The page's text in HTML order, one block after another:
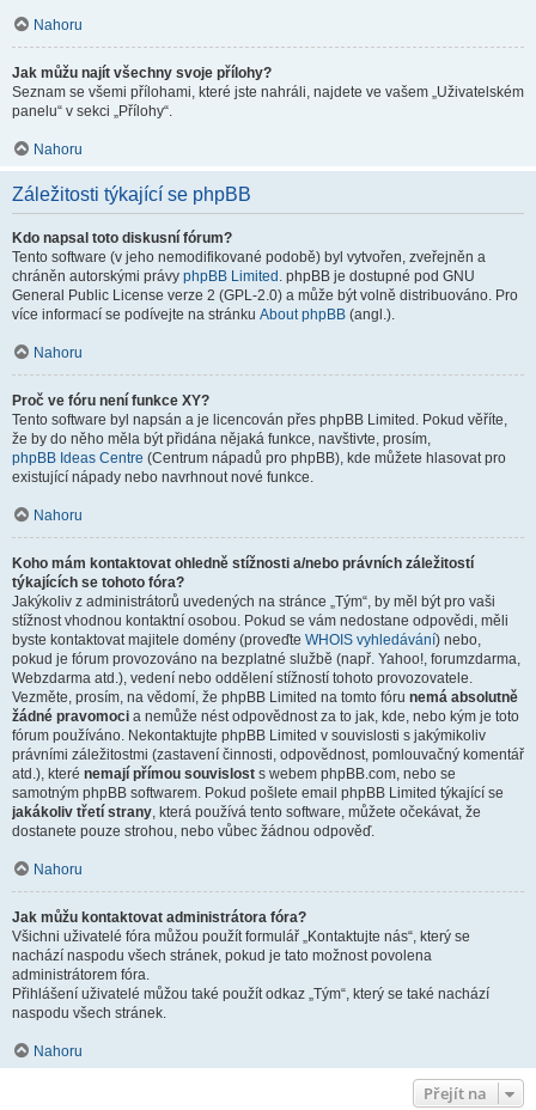
Nahoru
Jak můžu najít všechny svoje přílohy?
Seznam se všemi přílohami, které jste nahráli, najdete ve vašem „Uživatelském
panelu“ v sekci „Přílohy“.
Nahoru
Záležitosti týkající se phpBB
Kdo napsal toto diskusní fórum?
Tento software (v jeho nemodifikované podobě) byl vytvořen, zveřejněn a
chráněn autorskými právy phpBB Limited . phpBB je dostupné pod GNU
General Public License verze 2 (GPL-2.0) a může být volně distribuováno. Pro
více informací se podívejte na stránku About phpBB (angl.).
Nahoru
Proč ve fóru není funkce XY?
Tento software byl napsán a je licencován přes phpBB Limited. Pokud věříte,
že by do něho měla být přidána nějaká funkce, navštivte, prosím,
phpBB Ideas Centre (Centrum nápadů pro phpBB), kde můžete hlasovat pro
existující nápady nebo navrhnout nové funkce.
Nahoru
Koho mám kontaktovat ohledně stížnosti a/nebo právních záležitostí
týkajících se tohoto fóra?
Jakýkoliv z administrátorů uvedených na stránce „Tým“, by měl být pro vaši
stížnost vhodnou kontaktní osobou. Pokud se vám nedostane odpovědi, měli
byste kontaktovat majitele domény (proveďte WHOIS vyhledávání) nebo,
pokud je fórum provozováno na bezplatné službě (např. Yahoo!, forumzdarma,
Webzdarma atd.), vedení nebo oddělení stížností tohoto provozovatele.
Vezměte, prosím, na vědomí, že phpBB Limited na tomto fóru nemá absolutně
žádné pravomoci a nemůže nést odpovědnost za to jak, kde, nebo kým je toto
fórum používáno. Nekontaktujte phpBB Limited v souvislosti s jakýmikoliv
právními záležitostmi (zastavení činnosti, odpovědnost, pomlouvačný komentář
atd.), které nemají přímou souvislost s webem phpBB.com, nebo se
samotným phpBB softwarem. Pokud pošlete email phpBB Limited týkající se
jakákoliv třetí strany, která používá tento software, můžete očekávat, že
dostanete pouze strohou, nebo vůbec žádnou odpověď.
Nahoru
Jak můžu kontaktovat administrátora fóra?
Všichni uživatelé fóra můžou použít formulář „Kontaktujte nás“, který se
nachází naspodu všech stránek, pokud je tato možnost povolena
administrátorem fóra.
Přihlášení uživatelé můžou také použít odkaz „Tým“, který se také nachází
naspodu všech stránek.
Nahoru
Přejít na